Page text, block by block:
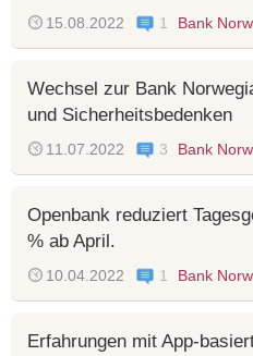
15.08.2022 1 Bank
Wechsel zur Bank
und Sicherheitsbedenken
11.07.2022 3 Bank
Openbank reduziert
% ab April.
10.04.2022 1 Bank
Erfahrungen mit App-